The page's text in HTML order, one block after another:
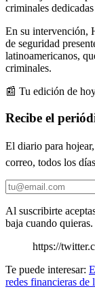
criminales
En su intervención,
de seguridad
latinoamericanos,
criminales.
📰 Tu edición de
Recibe el
El diario para
correo, todos los
Al suscribirte
baja cuando quieras.
https://
Te puede interesar:
redes financieras de